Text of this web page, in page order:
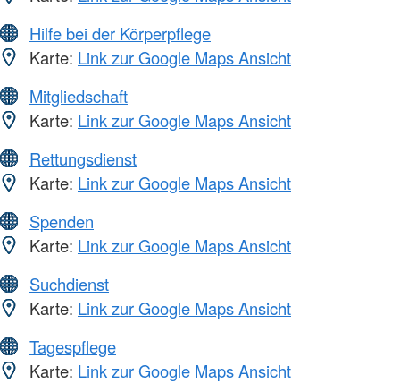
Hilfe bei der Körperpflege
Karte: Link zur Google Maps Ansicht
Mitgliedschaft
Karte: Link zur Google Maps Ansicht
Rettungsdienst
Karte: Link zur Google Maps Ansicht
Spenden
Karte: Link zur Google Maps Ansicht
Suchdienst
Karte: Link zur Google Maps Ansicht
Tagespflege
Karte: Link zur Google Maps Ansicht